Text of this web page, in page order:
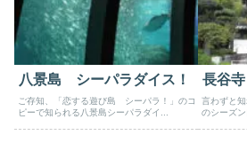
八景島 シーパラダイス！
ご存知、「恋する遊び島 シーパラ！」のコ
ピーで知られる八景島シーパラダイ...
長谷寺
言わずと
のシーズン